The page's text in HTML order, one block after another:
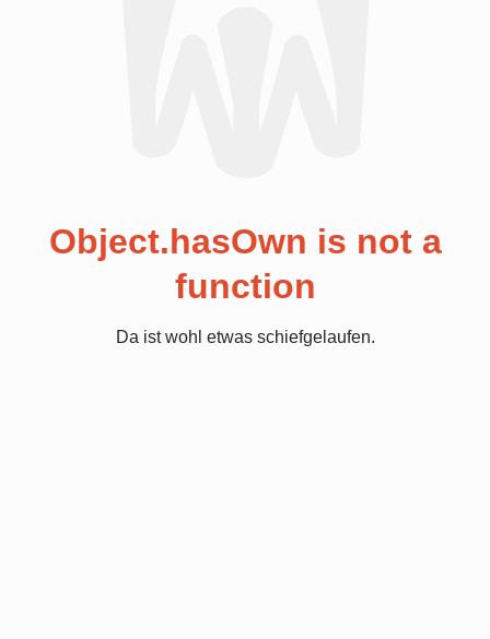
Object.hasOwn is not a
function
Da ist wohl etwas schiefgelaufen.